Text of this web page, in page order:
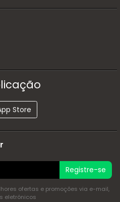
Store
Registre-se
ofertas e promoções via e-mail,
eletrónicos